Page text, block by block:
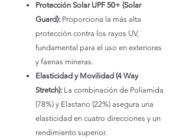
Protección Solar UPF 50+ (Solar
Guard): Proporciona la más alta
protección contra los rayos UV,
fundamental para el uso en exteriores
y faenas mineras.
Elasticidad y Movilidad (4 Way
Stretch): La combinación de Poliamida
(78%) y Elastano (22%) asegura una
elasticidad en cuatro direcciones y un
rendimiento superior.